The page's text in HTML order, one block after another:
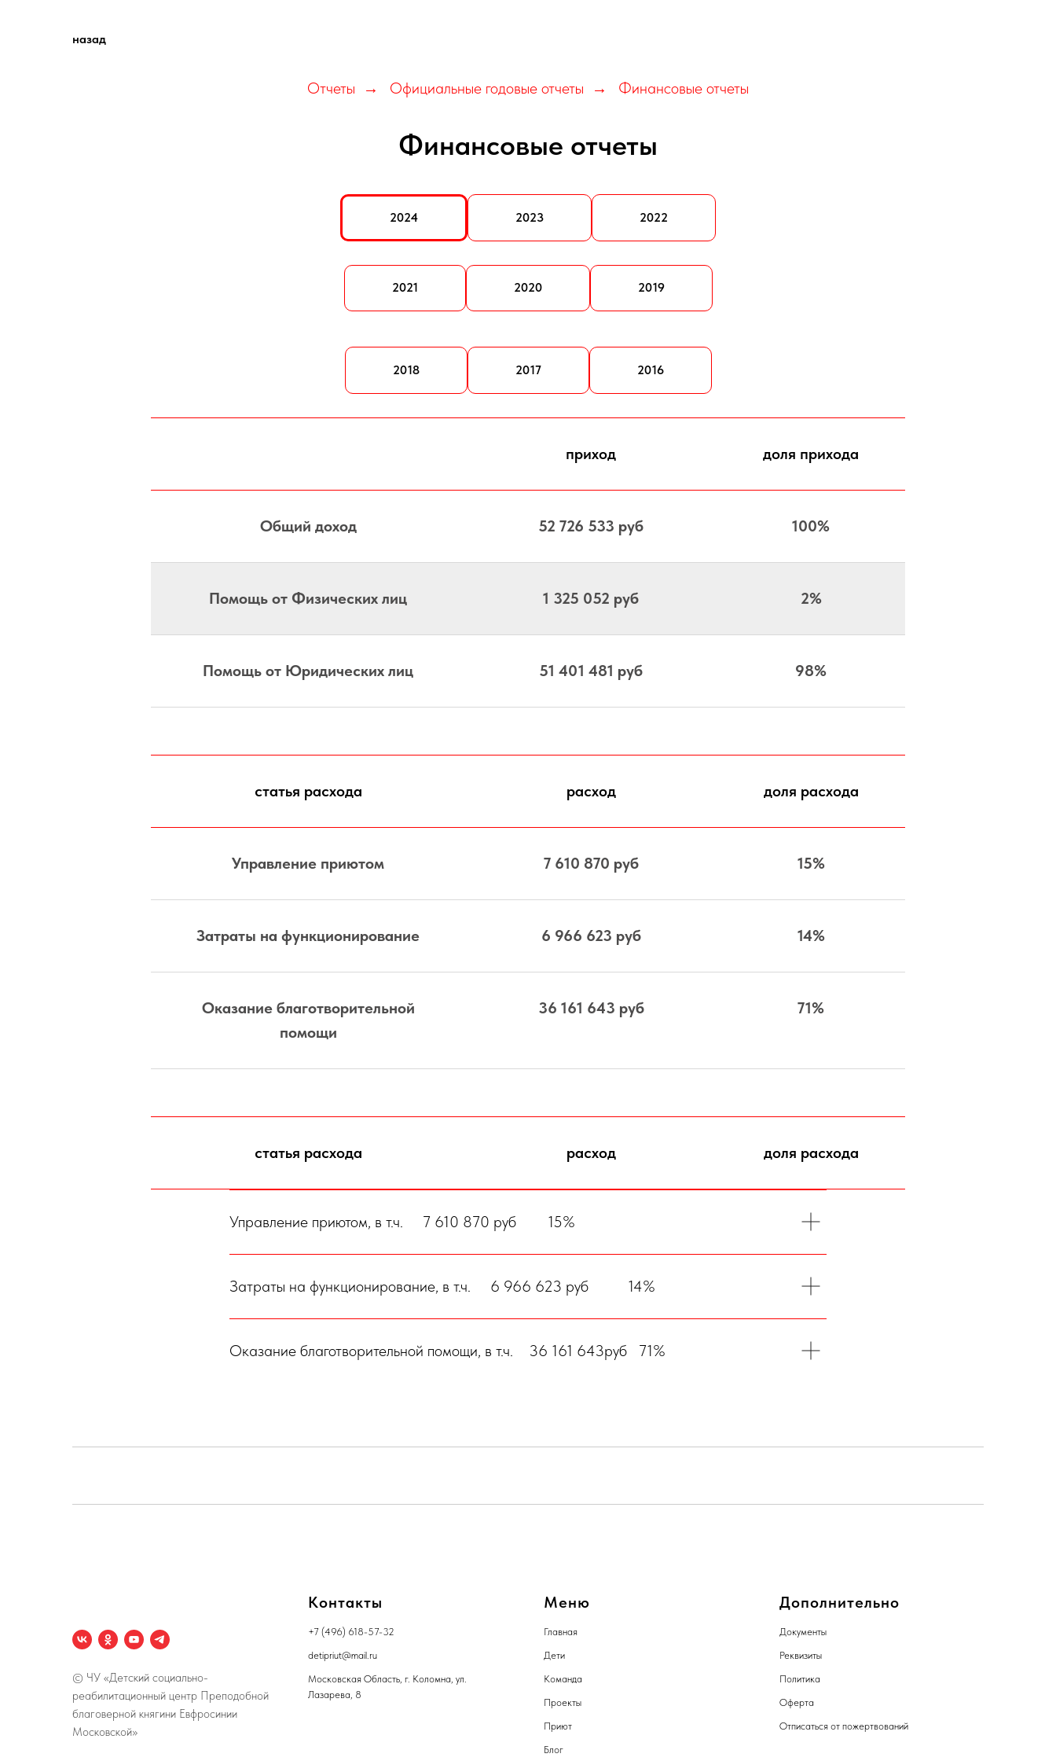
назад
Отчеты → Официальные годовые отчеты → Финансовые отчеты
Финансовые отчеты
2024 2023 2022
2021 2020 2019
2018 2017 2016
приход доля прихода
Общий доход 52 726 533 руб 100%
Помощь от Физических лиц 1 325 052 руб 2%
Помощь от Юридических лиц 51 401 481 руб 98%
статья расхода расход доля расхода
Управление приютом 7 610 870 руб 15%
Затраты на функционирование 6 966 623 руб 14%
Оказание благотворительной
помощи
36 161 643 руб 71%
статья расхода расход доля расхода
Управление приютом, в т.ч. 7 610 870 руб 15%
Затраты на функционирование, в т.ч. 6 966 623 руб 14%
Оказание благотворительной помощи, в т.ч. 36 161 643руб 71%
© ЧУ «Детский социально-
реабилитационный центр Преподобной
благоверной княгини Евфросинии
Московской»
Контакты
+7 (496) 618-57-32
detipriut@mail.ru
Московская Область, г. Коломна, ул.
Лазарева, 8
Меню
Главная
Дети
Команда
Проекты
Приют
Блог
Дополнительно
Документы
Реквизиты
Политика
Оферта
Отписаться от пожертвований